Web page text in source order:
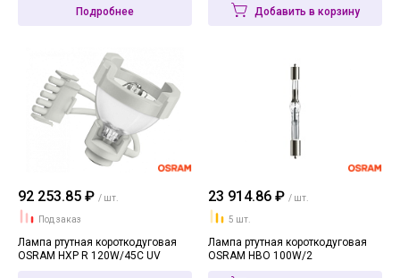
Подробнее Добавить в корзину
92 253.85 ₽ / шт.
Под заказ
Лампа ртутная короткодуговая
OSRAM HXP R 120W/45C UV
23 914.86 ₽ / шт.
5 шт.
Лампа ртутная короткодуговая
OSRAM HBO 100W/2